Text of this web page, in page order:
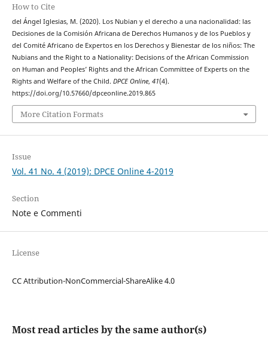
How to Cite
del Ángel Iglesias, M. (2020). Los Nubian y el derecho a una nacionalidad: las
Decisiones de la Comisión Africana de Derechos Humanos y de los Pueblos y
del Comité Africano de Expertos en los Derechos y Bienestar de los niños: The
Nubians and the Right to a Nationality: Decisions of the African Commission
on Human and Peoples’ Rights and the African Committee of Experts on the
Rights and Welfare of the Child. DPCE Online, 41(4).
https://doi.org/10.57660/dpceonline.2019.865
More Citation Formats
Issue
Vol. 41 No. 4 (2019): DPCE Online 4-2019
Section
Note e Commenti
License
CC Attribution-NonCommercial-ShareAlike 4.0
Most read articles by the same author(s)